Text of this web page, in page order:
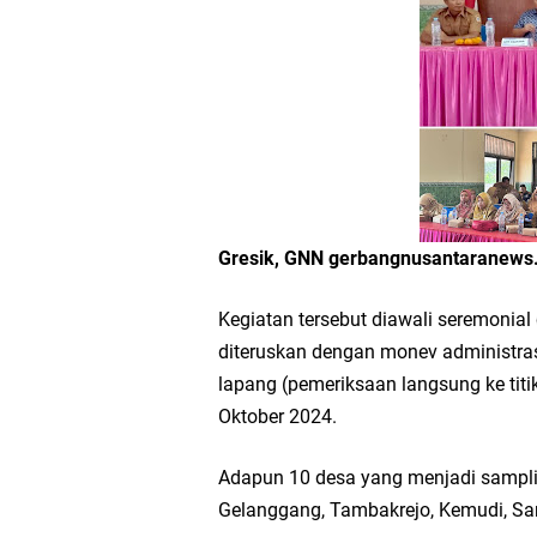
Tumpeng Nasi
FOZ Jatim,
Jawa Timur
Bupati Gresik Gus
Sosial
Optik Merlin
Ketua DPD Golkar
Gresik, GNN
Kegiatan tersebut diawali
diteruskan dengan monev
lapang (pemeriksaan langsung ke
Oktober 2024.
Adapun 10 desa yang menjadi
Gelanggang, Tambakrejo, Kemudi,